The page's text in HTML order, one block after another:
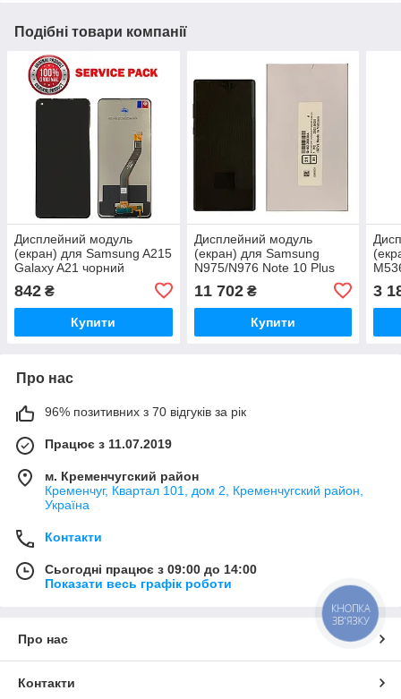
Подібні товари компанії
Дисплейний модуль
(екран) для Samsung A215
Galaxy A21 чорний
Оригінал 100% SERVICE
PACK GH82-22988A
842 ₴
Купити
Дисплейний модуль
(екран) для Samsung
N975/N976 Note 10 Plus
2019 Чорний Оригінал У
рамці 100% SERVICE
PACK
11 702₴
Купити
3
Про нас
96% позитивних з 70 відгуків за рік
Працює з 11.07.2019
м. Кременчугский район
Кременчуг, Квартал 101, дом 2, Кременчугский район,
Україна
Контакти
Сьогодні працює з 09:00 до 14:00
Показати весь графік роботи
Про нас
Контакти
КНОПКА
ЗВ'ЯЗКУ